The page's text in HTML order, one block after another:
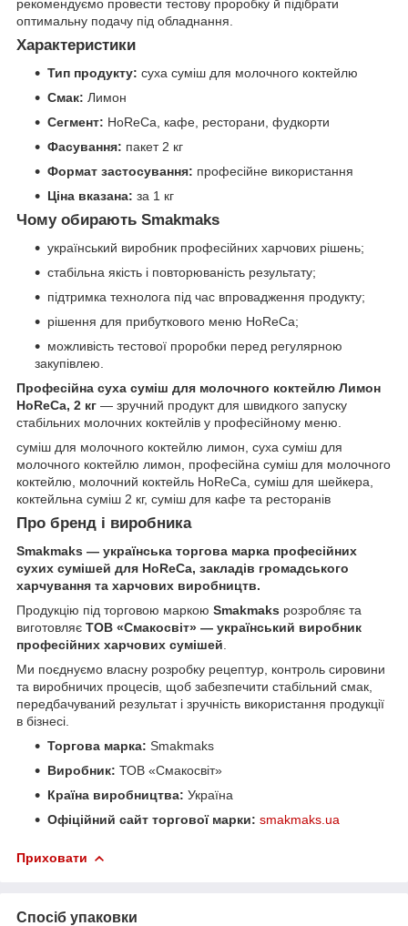
рекомендуємо провести тестову проробку й підібрати
оптимальну подачу під обладнання.
Характеристики
Тип продукту: суха суміш для молочного коктейлю
Смак: Лимон
Сегмент: HoReCa, кафе, ресторани, фудкорти
Фасування: пакет 2 кг
Формат застосування: професійне використання
Ціна вказана: за 1 кг
Чому обирають Smakmaks
український виробник професійних харчових рішень;
стабільна якість і повторюваність результату;
підтримка технолога під час впровадження продукту;
рішення для прибуткового меню HoReCa;
можливість тестової проробки перед регулярною
закупівлею.
Професійна суха суміш для молочного коктейлю Лимон
HoReCa, 2 кг — зручний продукт для швидкого запуску
стабільних молочних коктейлів у професійному меню.
суміш для молочного коктейлю лимон, суха суміш для
молочного коктейлю лимон, професійна суміш для молочного
коктейлю, молочний коктейль HoReCa, суміш для шейкера,
коктейльна суміш 2 кг, суміш для кафе та ресторанів
Про бренд і виробника
Smakmaks — українська торгова марка професійних
сухих сумішей для HoReCa, закладів громадського
харчування та харчових виробництв.
Продукцію під торговою маркою Smakmaks розробляє та
виготовляє ТОВ «Смакосвіт» — український виробник
професійних харчових сумішей
Ми поєднуємо власну розробку рецептур, контроль сировини
та виробничих процесів, щоб забезпечити стабільний смак,
передбачуваний результат і зручність використання продукції
в бізнесі.
Торгова марка: Smakmaks
Виробник: ТОВ «Смакосвіт»
Країна виробництва: Україна
Офіційний сайт торгової марки: smakmaks.ua
Приховати
Спосіб упаковки